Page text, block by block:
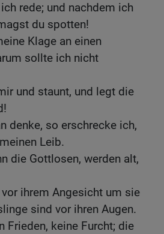
rede; und nachdem ich
du spotten!
Klage an einen
sollte ich nicht
und staunt, und legt die
denke, so erschrecke ich,
Leib.
die Gottlosen, werden alt,
ihrem Angesicht um sie
sind vor ihren Augen.
Frieden, keine Furcht; die